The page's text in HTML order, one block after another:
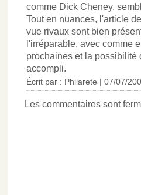
comme Dick Cheney,
Tout en nuances, l'article
vue rivaux sont bien
l'irréparable, avec comme
prochaines et la possibilité
accompli.
Écrit par : Philarete | 07/07/
Les commentaires sont